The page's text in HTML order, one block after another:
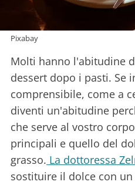
Pixabay
Molti hanno l'abitudine
dessert dopo i pasti. Se
comprensibile, come a
diventi un'abitudine
che serve al vostro
principali e quello del
grasso. La dottoressa
sostituire il dolce con un